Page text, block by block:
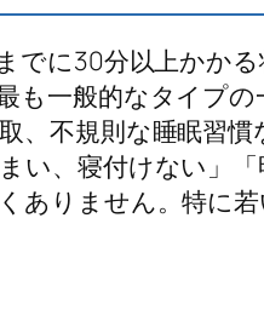
でに30分以上かか
も一般的なタイプ
、不規則な睡眠習
い、寝付けない」
ありません。特に